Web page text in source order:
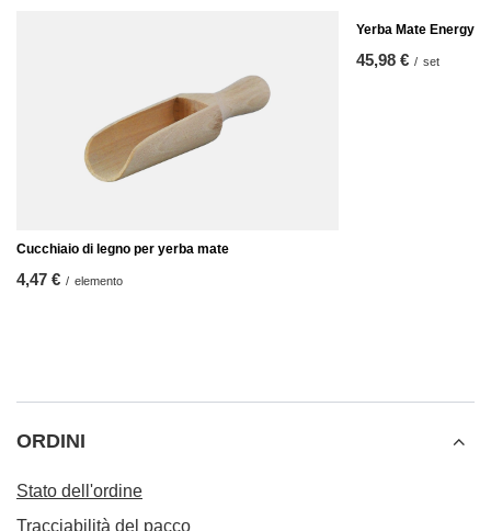
Cucchiaio di legno per yerba mate
4,47 € / elemento
Yerba Mate Energy
45,98 € / set
ORDINI
Stato dell'ordine
Tracciabilità del pacco